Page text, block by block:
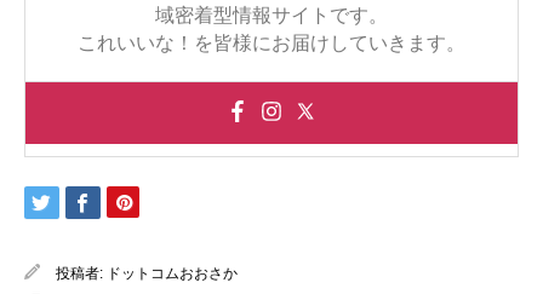
域密着型情報サイトです。
これいいな！を皆様にお届けしていきます。
投稿者: ドットコムおおさか